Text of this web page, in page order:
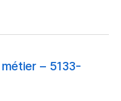
– 5133-